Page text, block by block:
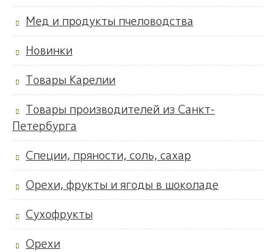
Мед и продукты пчеловодства
Новинки
Товары Карелии
Товары производителей из Санкт-
Петербурга
Специи, пряности, соль, сахар
Орехи, фрукты и ягоды в шоколаде
Сухофрукты
Орехи